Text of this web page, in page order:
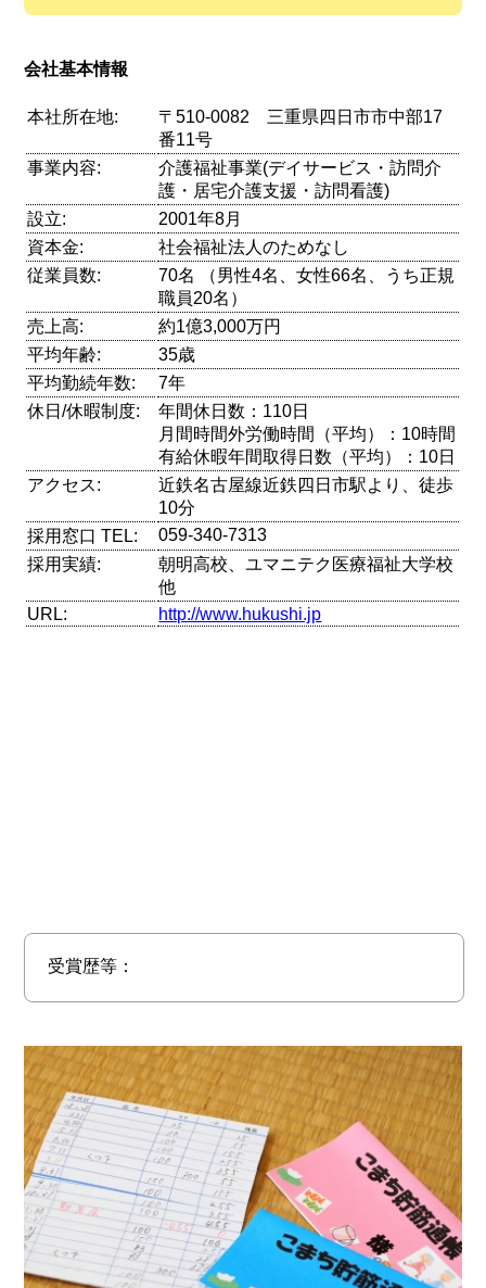
会社基本情報
本社所在地:
〒510-0082 三重県四日市市中部17
番11号
事業内容:
介護福祉事業(デイサービス・訪問介
護・居宅介護支援・訪問看護)
設立:
2001年8月
資本金:
社会福祉法人のためなし
従業員数:
70名 （男性4名、女性66名、うち正規
職員20名）
売上高:
約1億3,000万円
平均年齢:
35歳
平均勤続年数:
7年
休日/休暇制度:
年間休日数：110日
月間時間外労働時間（平均）：10時間
有給休暇年間取得日数（平均）：10日
アクセス:
近鉄名古屋線近鉄四日市駅より、徒歩
10分
採用窓口 TEL:
059-340-7313
採用実績:
朝明高校、ユマニテク医療福祉大学校
他
URL:
http://www.hukushi.jp
受賞歴等：